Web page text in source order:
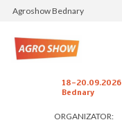
Agroshow Bednary
18-20.09.2026
Bednary
ORGANIZATOR: